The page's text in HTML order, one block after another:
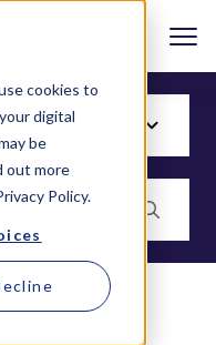
cookies to
digital
be
out more
Policy.